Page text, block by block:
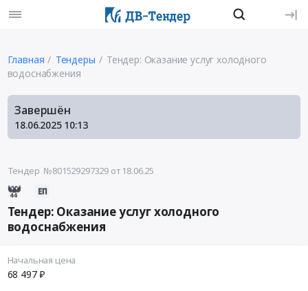
Главная Тендеры
Тендер: Оказание услуг холодного
водоснабжения
Завершён
18.06.2025 10:13
Тендер №801529297329 от 18.06.25
Тендер: Оказание услуг холодного
водоснабжения
Начальная цена
68 497 ₽